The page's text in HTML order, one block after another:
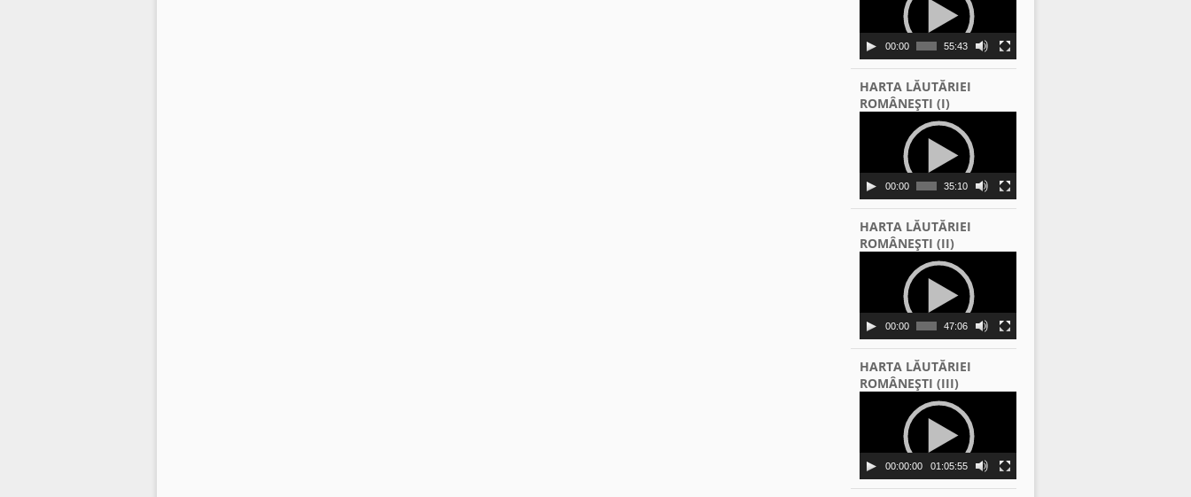
00:00 55:43
HARTA LĂUTĂRIEI
ROMÂNEŞTI (I)
00:00 35:10
HARTA LĂUTĂRIEI
ROMÂNEŞTI (II)
00:00 47:06
HARTA LĂUTĂRIEI
ROMÂNEŞTI (III)
00:00:00 01:05:55